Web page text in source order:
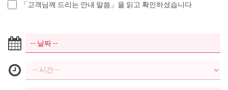
「고객님께 드리는 안내 말씀」을 읽고 확인하셨습니다